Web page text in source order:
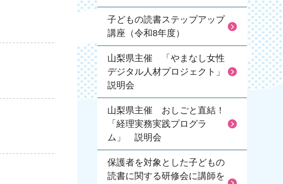
子どもの読書ステップアップ
講座（令和8年度）
山梨県主催 「やまなし女性
デジタル人材プロジェクト」
説明会
山梨県主催 おしごと直結！
「経理実務実践プログラ
ム」 説明会
保護者を対象とした子どもの
読書に関する研修会に講師を